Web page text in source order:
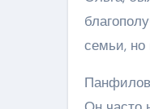
семьи, но